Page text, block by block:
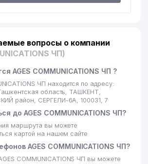
вопросы о компании
ЧП)
AGES COMMUNICATIONS ЧП ?
ЧП находится по адресу:
область, ТАШКЕНТ,
район, СЕРГЕЛИ-6А, 100031, 7
до AGES COMMUNICATIONS ЧП?
маршрута вы можете
картой на нашем сайте
AGES COMMUNICATIONS ЧП?
COMMUNICATIONS ЧП вы можете